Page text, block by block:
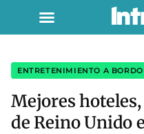
ENTRETENIMIENTO A BORDO
Mejores
de Reino Unido